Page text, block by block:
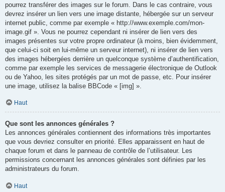
pourrez transférer des images sur le forum. Dans le cas contraire, vous
devrez insérer un lien vers une image distante, hébergée sur un serveur
internet public, comme par exemple « http://www.exemple.com/mon-
image.gif ». Vous ne pourrez cependant ni insérer de lien vers des
images présentes sur votre propre ordinateur (à moins, bien évidemment,
que celui-ci soit en lui-même un serveur internet), ni insérer de lien vers
des images hébergées derrière un quelconque système d’authentification,
comme par exemple les services de messagerie électronique de Outlook
ou de Yahoo, les sites protégés par un mot de passe, etc. Pour insérer
une image, utilisez la balise BBCode « [img] ».
Haut
Que sont les annonces générales ?
Les annonces générales contiennent des informations très importantes
que vous devriez consulter en priorité. Elles apparaissent en haut de
chaque forum et dans le panneau de contrôle de l’utilisateur. Les
permissions concernant les annonces générales sont définies par les
administrateurs du forum.
Haut